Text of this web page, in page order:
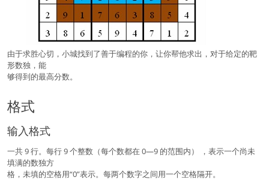
由于求胜心切，小城找到了善于编程的你，让你帮他求出，对于给定的靶
形数独，能
够得到的最高分数。
格式
输入格式
一共 9 行。每行 9 个整数（每个数都在 0—9 的范围内） ，表示一个尚未
填满的数独方
格，未填的空格用“0”表示。每两个数字之间用一个空格隔开。